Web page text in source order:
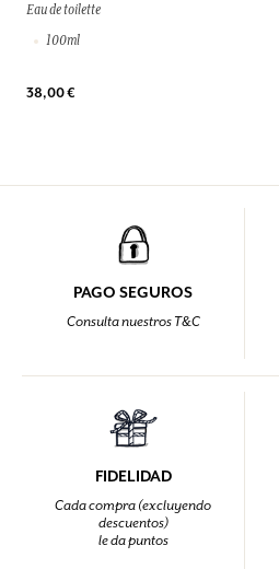
Eau de toilette
100ml
38,00 €
PAGO SEGUROS
Consulta nuestros T&C
FIDELIDAD
Cada compra (excluyendo
descuentos)
le da puntos